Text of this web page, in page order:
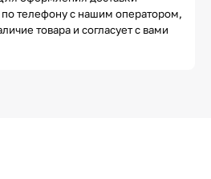
по телефону с нашим оператором,
товара и согласует с вами